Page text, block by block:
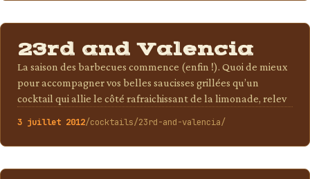
COCKTAILS
23rd and Valencia
La saison des barbecues commence (enfin !). Quoi de mieux
pour accompagner vos belles saucisses grillées qu’un
cocktail qui allie le côté rafraichissant de la limonade, relev
3 juillet 2012/cocktails/23rd-and-valencia/